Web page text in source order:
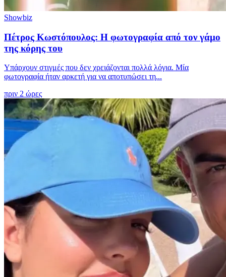
Showbiz
Πέτρος Κωστόπουλος: Η φωτογραφία από τον γάμο
της κόρης του
Υπάρχουν στιγμές που δεν χρειάζονται πολλά λόγια. Μία
φωτογραφία ήταν αρκετή για να αποτυπώσει τη...
πριν 2 ώρες